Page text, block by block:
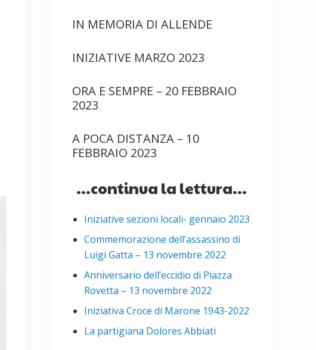
IN MEMORIA DI ALLENDE
INIZIATIVE MARZO 2023
ORA E SEMPRE – 20 FEBBRAIO
2023
A POCA DISTANZA – 10
FEBBRAIO 2023
...continua la lettura...
Iniziative sezioni locali- gennaio 2023
Commemorazione dell’assassino di
Luigi Gatta – 13 novembre 2022
Anniversario dell’eccidio di Piazza
Rovetta – 13 novembre 2022
Iniziativa Croce di Marone 1943-2022
La partigiana Dolores Abbiati